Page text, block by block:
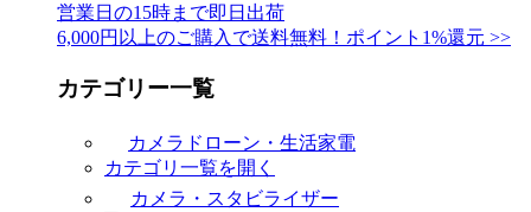
営業日の15時まで即日出荷
6,000円以上のご購入で送料無料！ポイント1%還元 >>
カテゴリー一覧
カメラドローン・生活家電
カテゴリ一覧を開く
カメラ・スタビライザー